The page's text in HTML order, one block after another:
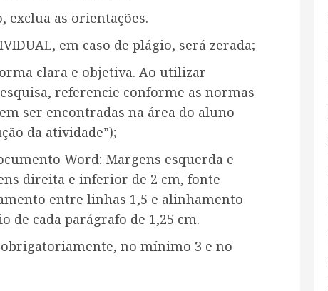
exclua as orientações.
em caso de plágio, será zerada;
clara e objetiva. Ao utilizar
referencie conforme as normas
ser encontradas na área do aluno
da atividade”);
Word: Margens esquerda e
direita e inferior de 2 cm, fonte
entre linhas 1,5 e alinhamento
de cada parágrafo de 1,25 cm.
no mínimo 3 e no